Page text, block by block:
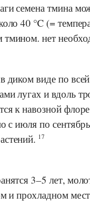
семена тмина
40 °C (=
нет
диком виде по
лугах и вдоль
к навозной
с июля по
17
3–5 лет,
и прохладном